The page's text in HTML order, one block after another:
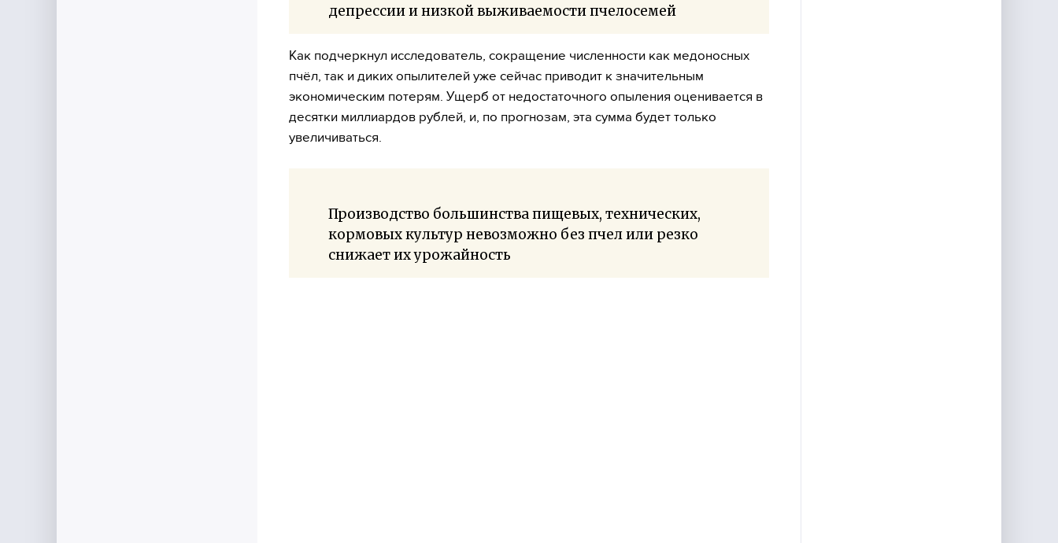
депрессии и низкой выживаемости пчелосемей
Как подчеркнул исследователь, сокращение численности как медоносных
пчёл, так и диких опылителей уже сейчас приводит к значительным
экономическим потерям. Ущерб от недостаточного опыления оценивается в
десятки миллиардов рублей, и, по прогнозам, эта сумма будет только
увеличиваться.
Производство большинства пищевых, технических,
кормовых культур невозможно без пчел или резко
снижает их урожайность